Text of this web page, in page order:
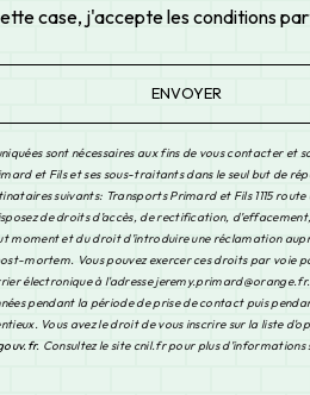
case, j'accepte les conditions
ENVOYER
sont nécessaires aux fins de vous contacter et
et Fils et ses sous-traitants dans le seul but de
suivants: Transports Primard et Fils 1115
de droits d’accès, de rectification,
et du droit d’introduire une réclamation
mortem. Vous pouvez exercer ces droits par voie
électronique à l'adresse
pendant la période de prise de contact puis
Vous avez le droit de vous inscrire sur la liste
. Consultez le site cnil.fr pour plus d’informations